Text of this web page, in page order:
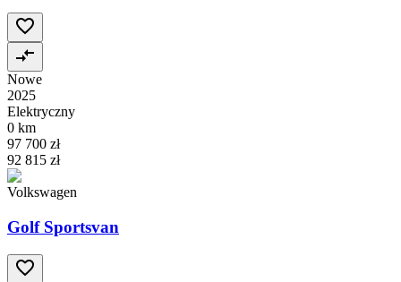
Nowe
2025
Elektryczny
0 km
97 700 zł
92 815 zł
Volkswagen
Golf Sportsvan